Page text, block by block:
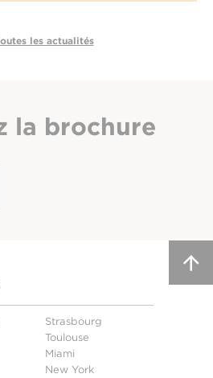
les actualités
la brochure
Strasbourg
Toulouse
Miami
New York